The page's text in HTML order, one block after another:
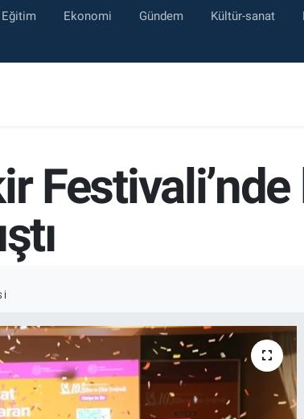
Eğitim Ekonomi Gündem Kültür-sanat